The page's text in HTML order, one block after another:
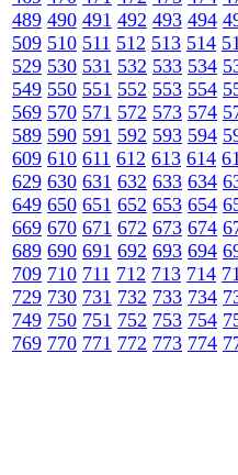
489 490 491 492 493 494
509 510 511 512 513 514
529 530 531 532 533 534
549 550 551 552 553 554
569 570 571 572 573 574
589 590 591 592 593 594
609 610 611 612 613 614
629 630 631 632 633 634
649 650 651 652 653 654
669 670 671 672 673 674
689 690 691 692 693 694
709 710 711 712 713 714
729 730 731 732 733 734
749 750 751 752 753 754
769 770 771 772 773 774